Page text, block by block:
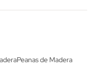
Peanas de Madera